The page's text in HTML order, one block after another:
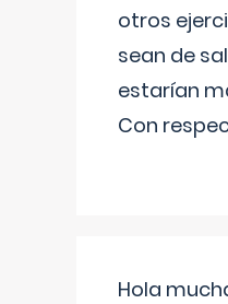
otros
sean de
estarían
Con
Hola